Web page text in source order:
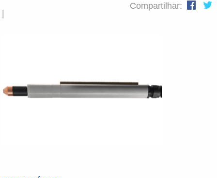
|
Compartilhar: